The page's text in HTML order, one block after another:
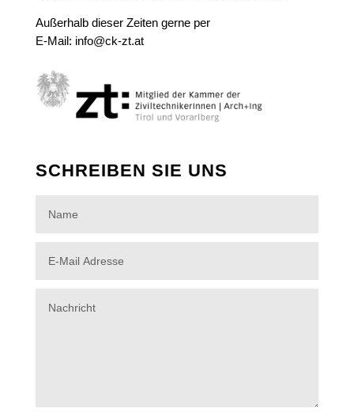
Außerhalb dieser Zeiten gerne per
E-Mail: info@ck-zt.at
SCHREIBEN SIE UNS